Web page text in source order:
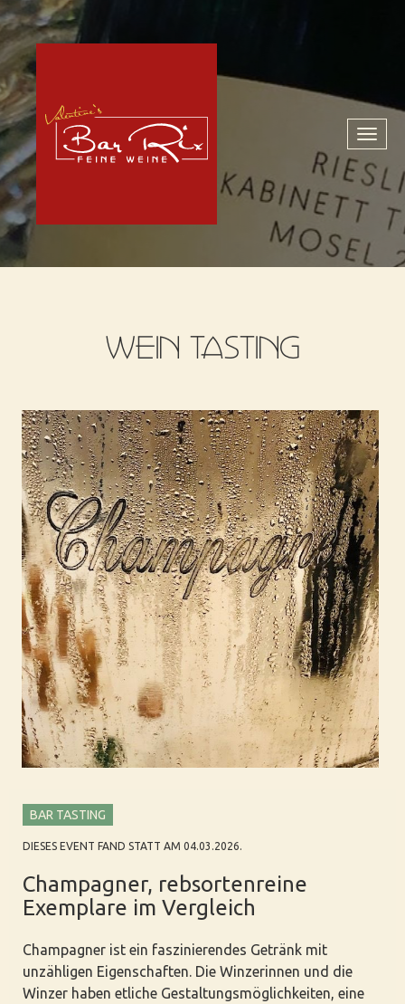
Toggle
WEIN TASTING
BAR TASTING
DIESES EVENT FAND STATT AM 04.03.2026.
Champagner, rebsortenreine
Exemplare im Vergleich
Champagner ist ein faszinierendes Getränk mit
unzähligen Eigenschaften. Die Winzerinnen und die
Winzer haben etliche Gestaltungsmöglichkeiten, eine